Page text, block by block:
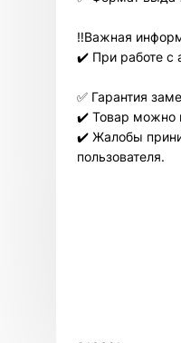
‼️Важная
✔️ При работе с
✅ Гарантия
✔️ Товар можно
✔️ Жалобы
пользователя.